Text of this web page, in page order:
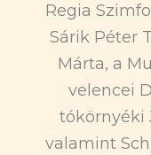
Regia
Sárik Péter
Márta, a
velencei
tókörnyéki
valamint